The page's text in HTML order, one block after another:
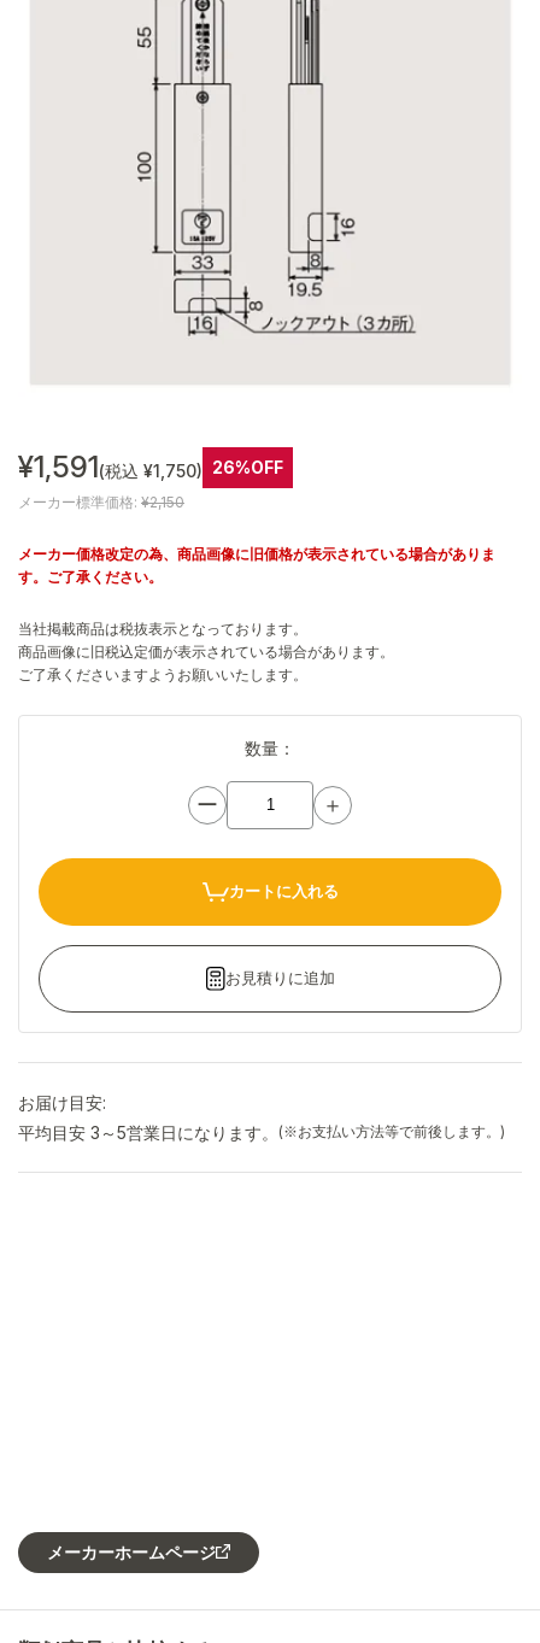
¥1,591(税込 ¥1,750) 26%OFF
メーカー標準価格: ¥2,150
メーカー価格改定の為、商品画像に旧価格が表示されている場合がありま
す。ご了承ください。
当社掲載商品は税抜表示となっております。
商品画像に旧税込定価が表示されている場合があります。
ご了承くださいますようお願いいたします。
数量：
ー ＋
カートに入れる
お見積りに追加
お届け目安:
平均目安 3～5営業日になります。
(※お支払い方法等で前後します。)
メーカーホームページ